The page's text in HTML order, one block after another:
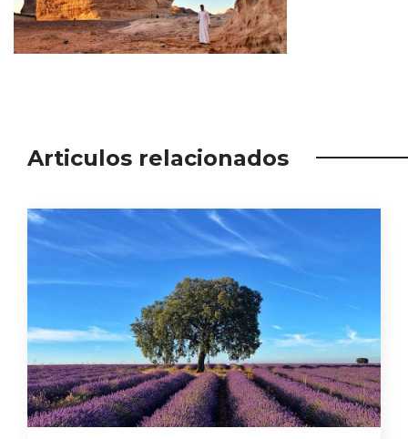
Articulos relacionados